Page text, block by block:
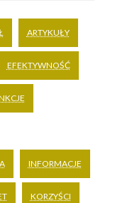
ARTYKUŁY
EFEKTYWNOŚĆ
INFORMACJE
KORZYŚCI